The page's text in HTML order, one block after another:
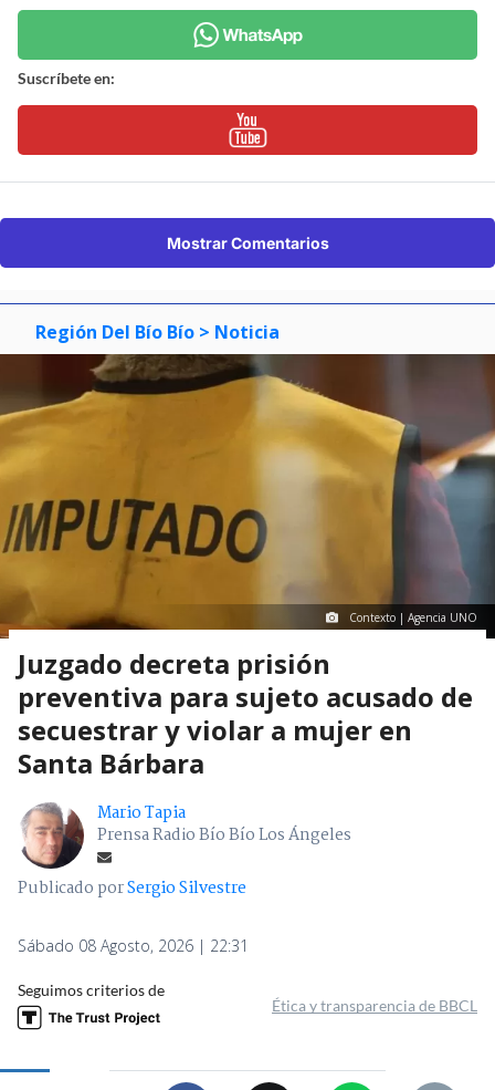
Suscríbete en:
Mostrar Comentarios
Región Del Bío Bío > Noticia
Contexto | Agencia UNO
Juzgado decreta prisión
preventiva para sujeto acusado de
secuestrar y violar a mujer en
Santa Bárbara
Mario Tapia
Prensa Radio Bío Bío Los Ángeles
Publicado porSergio Silvestre
Sábado 08 Agosto, 2026 | 22:31
Seguimos criterios de
Ética y transparencia de BBCL